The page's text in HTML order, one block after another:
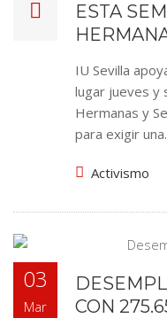
ESTA
IU Sevilla
lugar jueves y
Hermanas y
para exigir
Activismo
03
Mar
CON